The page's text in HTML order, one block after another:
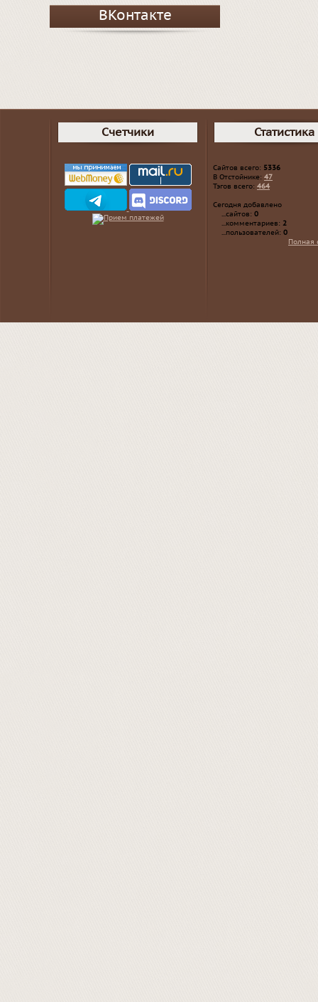
ВКонтакте
Счетчики Статистика
Сайтов всего: 5336
В Отстойнике: 47
Тэгов всего: 464
Сегодня добавлено
...сайтов: 0
...комментариев: 2
...пользователей: 0
Полная